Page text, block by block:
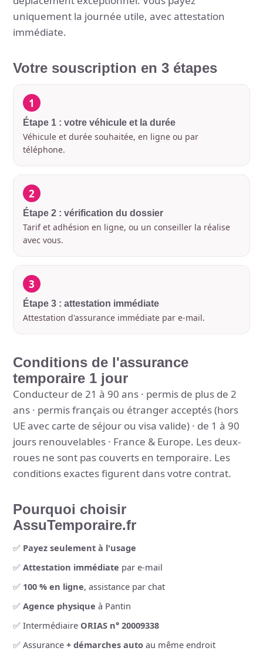
uniquement la journée utile, avec attestation
immédiate.
Votre souscription en 3 étapes
1
Étape 1 : votre véhicule et la durée
Véhicule et durée souhaitée, en ligne ou par
téléphone.
2
Étape 2 : vérification du dossier
Tarif et adhésion en ligne, ou un conseiller la réalise
avec vous.
3
Étape 3 : attestation immédiate
Attestation d'assurance immédiate par e-mail.
Conditions de l'assurance
temporaire 1 jour
Conducteur de 21 à 90 ans · permis de plus de 2
ans · permis français ou étranger acceptés (hors
UE avec carte de séjour ou visa valide) · de 1 à 90
jours renouvelables · France & Europe. Les deux-
roues ne sont pas couverts en temporaire. Les
conditions exactes figurent dans votre contrat.
Pourquoi choisir
AssuTemporaire.fr
✅ Payez seulement à l'usage
✅ Attestation immédiate par e-mail
✅ 100 % en ligne, assistance par chat
✅ Agence physique à Pantin
✅ Intermédiaire ORIAS n° 20009338
✅ Assurance + démarches auto au même endroit